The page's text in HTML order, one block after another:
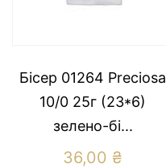
Бісер 01264 Preсiosa
10/0 25г (23*6)
зелено-бi...
36,00 ₴